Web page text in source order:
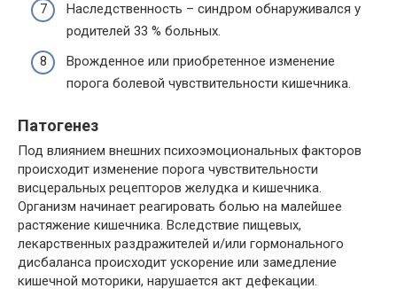
Наследственность – синдром обнаруживался у
родителей 33 % больных.
Врожденное или приобретенное изменение
порога болевой чувствительности кишечника.
Патогенез
Под влиянием внешних психоэмоциональных факторов
происходит изменение порога чувствительности
висцеральных рецепторов желудка и кишечника.
Организм начинает реагировать болью на малейшее
растяжение кишечника. Вследствие пищевых,
лекарственных раздражителей и/или гормонального
дисбаланса происходит ускорение или замедление
кишечной моторики, нарушается акт дефекации.